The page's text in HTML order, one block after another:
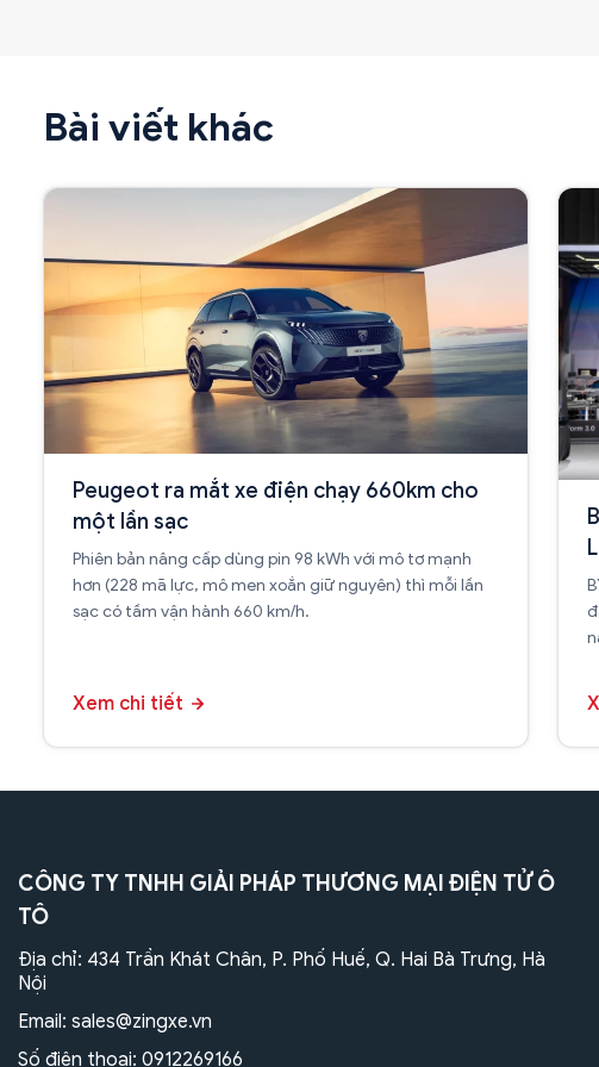
Bài viết khác
Peugeot ra mắt xe điện chạy 660km cho
một lần sạc
Phiên bản nâng cấp dùng pin 98 kWh với mô tơ mạnh
hơn (228 mã lực, mô men xoắn giữ nguyên) thì mỗi lần
sạc có tầm vận hành 660 km/h.
Xem chi tiết
CÔNG TY TNHH GIẢI PHÁP THƯƠNG MẠI ĐIỆN TỬ Ô
TÔ
Địa chỉ: 434 Trần Khát Chân, P. Phố Huế, Q. Hai Bà Trưng, Hà
Nội
Email: sales@zingxe.vn
Số điện thoại: 0912269166